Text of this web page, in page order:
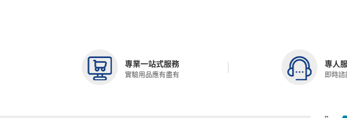
專業一站式服務
實驗用品應有盡有
專人
即時